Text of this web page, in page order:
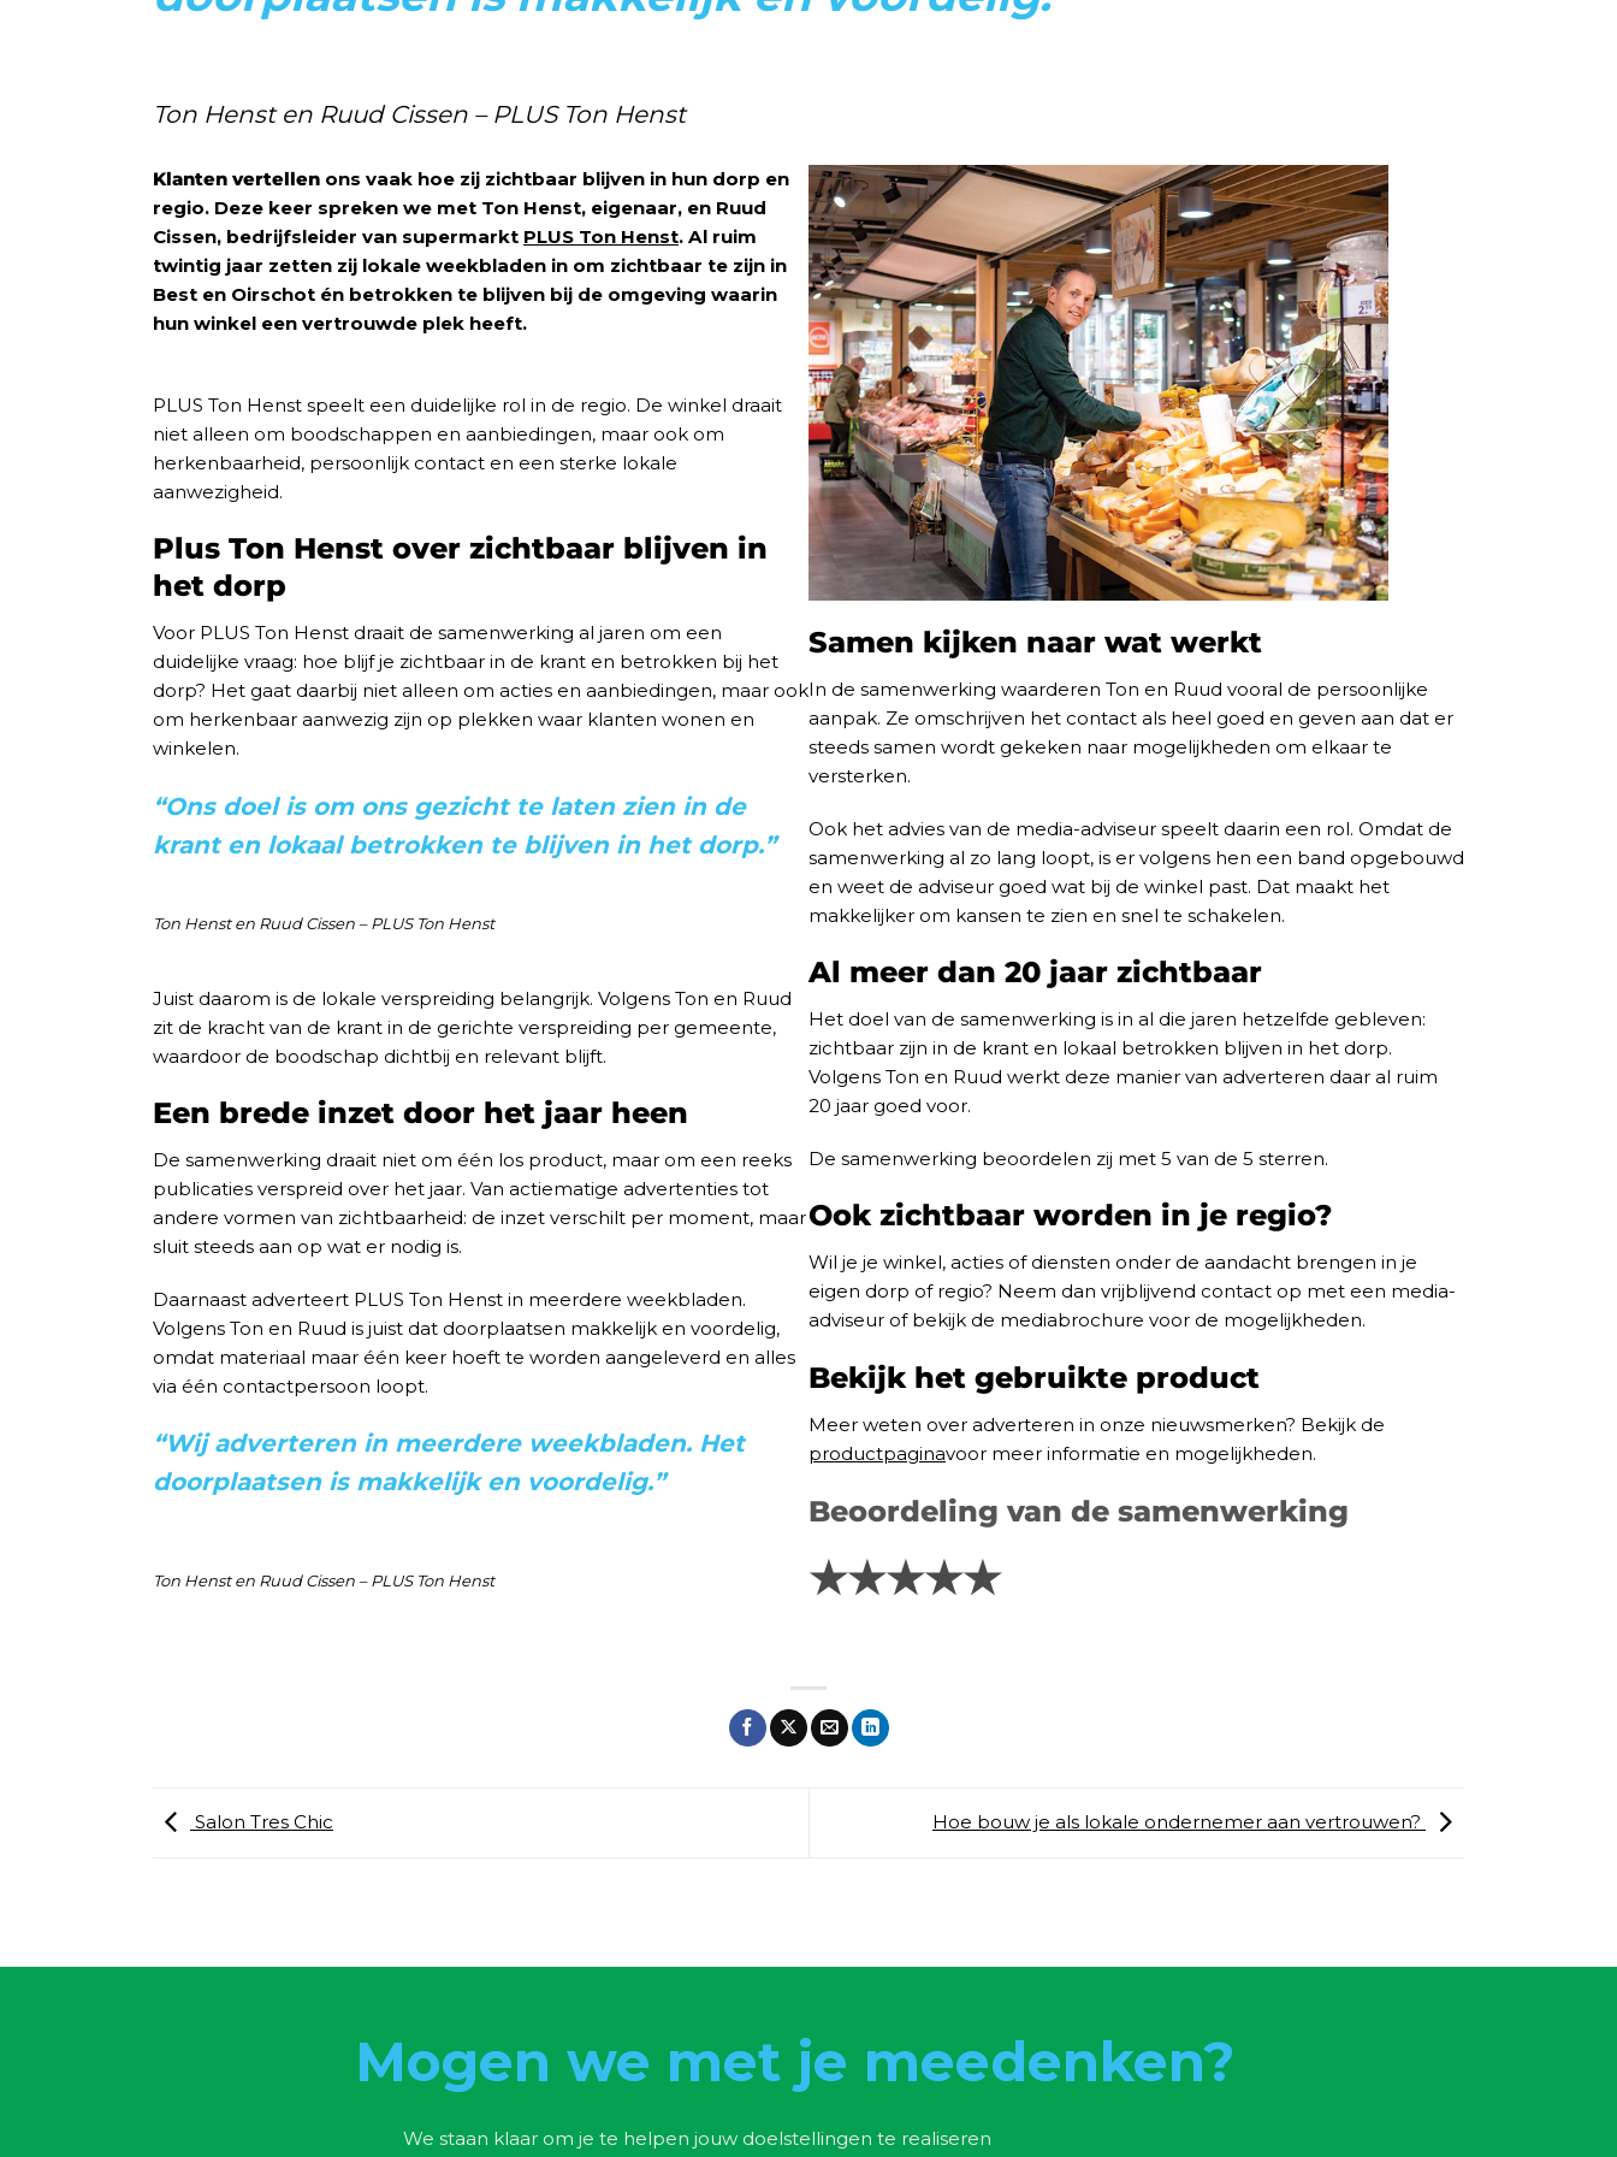
Ton Henst en Ruud Cissen – PLUS Ton Henst
Klanten vertellen ons vaak hoe zij zichtbaar blijven in hun dorp en
regio. Deze keer spreken we met Ton Henst, eigenaar, en Ruud
Cissen, bedrijfsleider van supermarkt PLUS Ton Henst. Al ruim
twintig jaar zetten zij lokale weekbladen in om zichtbaar te zijn in
Best en Oirschot én betrokken te blijven bij de omgeving waarin
hun winkel een vertrouwde plek heeft.
PLUS Ton Henst speelt een duidelijke rol in de regio. De winkel draait
niet alleen om boodschappen en aanbiedingen, maar ook om
herkenbaarheid, persoonlijk contact en een sterke lokale
aanwezigheid.
Plus Ton Henst over zichtbaar blijven in
het dorp
Voor PLUS Ton Henst draait de samenwerking al jaren om een
duidelijke vraag: hoe blijf je zichtbaar in de krant en betrokken bij het
dorp? Het gaat daarbij niet alleen om acties en aanbiedingen, maar ook
om herkenbaar aanwezig zijn op plekken waar klanten wonen en
winkelen.
“Ons doel is om ons gezicht te laten zien in de
krant en lokaal betrokken te blijven in het dorp.”
Ton Henst en Ruud Cissen – PLUS Ton Henst
Juist daarom is de lokale verspreiding belangrijk. Volgens Ton en Ruud
zit de kracht van de krant in de gerichte verspreiding per gemeente,
waardoor de boodschap dichtbij en relevant blijft.
Een brede inzet door het jaar heen
De samenwerking draait niet om één los product, maar om een reeks
publicaties verspreid over het jaar. Van actiematige advertenties tot
andere vormen van zichtbaarheid: de inzet verschilt per moment, maar
sluit steeds aan op wat er nodig is.
Daarnaast adverteert PLUS Ton Henst in meerdere weekbladen.
Volgens Ton en Ruud is juist dat doorplaatsen makkelijk en voordelig,
omdat materiaal maar één keer hoeft te worden aangeleverd en alles
via één contactpersoon loopt.
“Wij adverteren in meerdere weekbladen. Het
doorplaatsen is makkelijk en voordelig.”
Ton Henst en Ruud Cissen – PLUS Ton Henst
Samen kijken naar wat werkt
In de samenwerking waarderen Ton en Ruud vooral de persoonlijke
aanpak. Ze omschrijven het contact als heel goed en geven aan dat er
steeds samen wordt gekeken naar mogelijkheden om elkaar te
versterken.
Ook het advies van de media-adviseur speelt daarin een rol. Omdat de
samenwerking al zo lang loopt, is er volgens hen een band opgebouwd
en weet de adviseur goed wat bij de winkel past. Dat maakt het
makkelijker om kansen te zien en snel te schakelen.
Al meer dan 20 jaar zichtbaar
Het doel van de samenwerking is in al die jaren hetzelfde gebleven:
zichtbaar zijn in de krant en lokaal betrokken blijven in het dorp.
Volgens Ton en Ruud werkt deze manier van adverteren daar al ruim
20 jaar goed voor.
De samenwerking beoordelen zij met 5 van de 5 sterren.
Ook zichtbaar worden in je regio?
Wil je je winkel, acties of diensten onder de aandacht brengen in je
eigen dorp of regio? Neem dan vrijblijvend contact op met een media-
adviseur of bekijk de mediabrochure voor de mogelijkheden.
Bekijk het gebruikte product
Meer weten over adverteren in onze nieuwsmerken? Bekijk de
productpaginavoor meer informatie en mogelijkheden.
Beoordeling van de samenwerking
★★★★★
Salon Tres Chic Hoe bouw je als lokale ondernemer aan vertrouwen?
Mogen we met je meedenken?
We staan klaar om je te helpen jouw doelstellingen te realiseren